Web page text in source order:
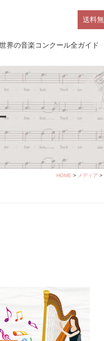
送料
界の音楽コンクール全ガイド
HOME > メディア >